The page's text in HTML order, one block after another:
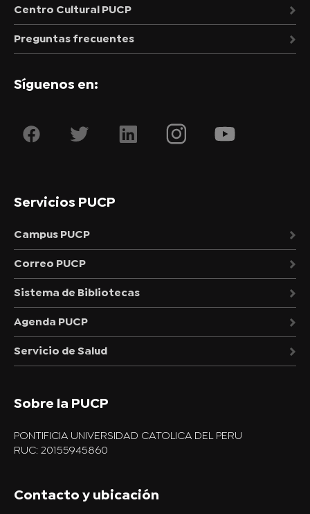
Centro Cultural PUCP
Preguntas frecuentes
Síguenos en:
Servicios PUCP
Campus PUCP
Correo PUCP
Sistema de Bibliotecas
Agenda PUCP
Servicio de Salud
Sobre la PUCP
PONTIFICIA UNIVERSIDAD CATOLICA DEL PERU
RUC: 20155945860
Contacto y ubicación